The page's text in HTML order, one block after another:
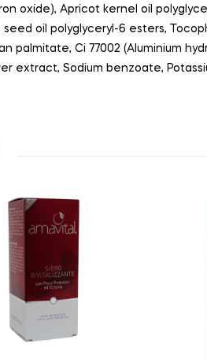
oxide), Apricot kernel oil
oil polyglyceryl-6 esters,
palmitate, Ci 77002 (Aluminium
extract, Sodium benzoate,